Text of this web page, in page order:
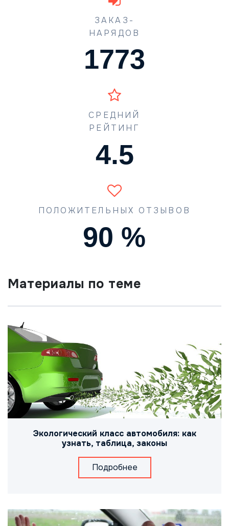
ЗАКАЗ-
НАРЯДОВ
1773
СРЕДНИЙ
РЕЙТИНГ
4.5
ПОЛОЖИТЕЛЬНЫХ ОТЗЫВОВ
90 %
Материалы по теме
Экологический класс автомобиля: как
узнать, таблица, законы
Подробнее